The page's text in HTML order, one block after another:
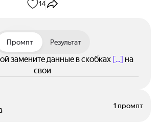
14
Промпт Результат
замените данные в скобках [...] на
свои
1 промпт